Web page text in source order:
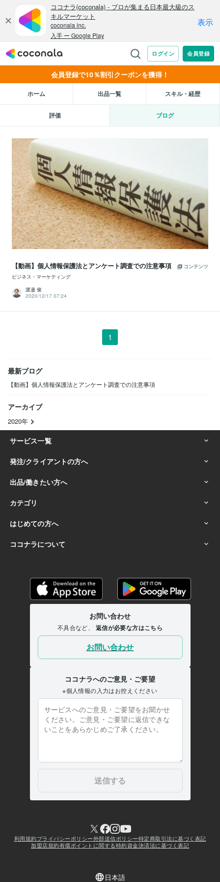
会員登録で10％割引クーポンを獲得！
ホーム 出品一覧 スキル・経歴
評価 ブログ
【動画】個人情報保護法とアンケート調査での注意事項
コンテンツ
ビジネス・マーケティング
渡邉 俊
2020/12/17 07:24
1
最新ブログ
【動画】個人情報保護法とアンケート調査での注意事項
アーカイブ
2020年